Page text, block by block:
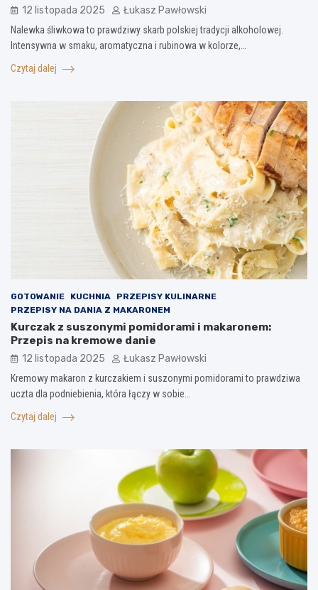
12 listopada 2025 Łukasz Pawłowski
Nalewka śliwkowa to prawdziwy skarb polskiej tradycji alkoholowej.
Intensywna w smaku, aromatyczna i rubinowa w kolorze,…
Czytaj dalej
GOTOWANIE KUCHNIA
PRZEPISY KULINARNE
PRZEPISY NA DANIA Z MAKARONEM
Kurczak z suszonymi pomidorami i makaronem:
Przepis na kremowe danie
12 listopada 2025 Łukasz Pawłowski
Kremowy makaron z kurczakiem i suszonymi pomidorami to prawdziwa
uczta dla podniebienia, która łączy w sobie…
Czytaj dalej